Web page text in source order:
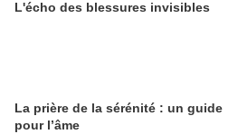
L'écho des blessures invisibles
La prière de la sérénité : un guide
pour l’âme